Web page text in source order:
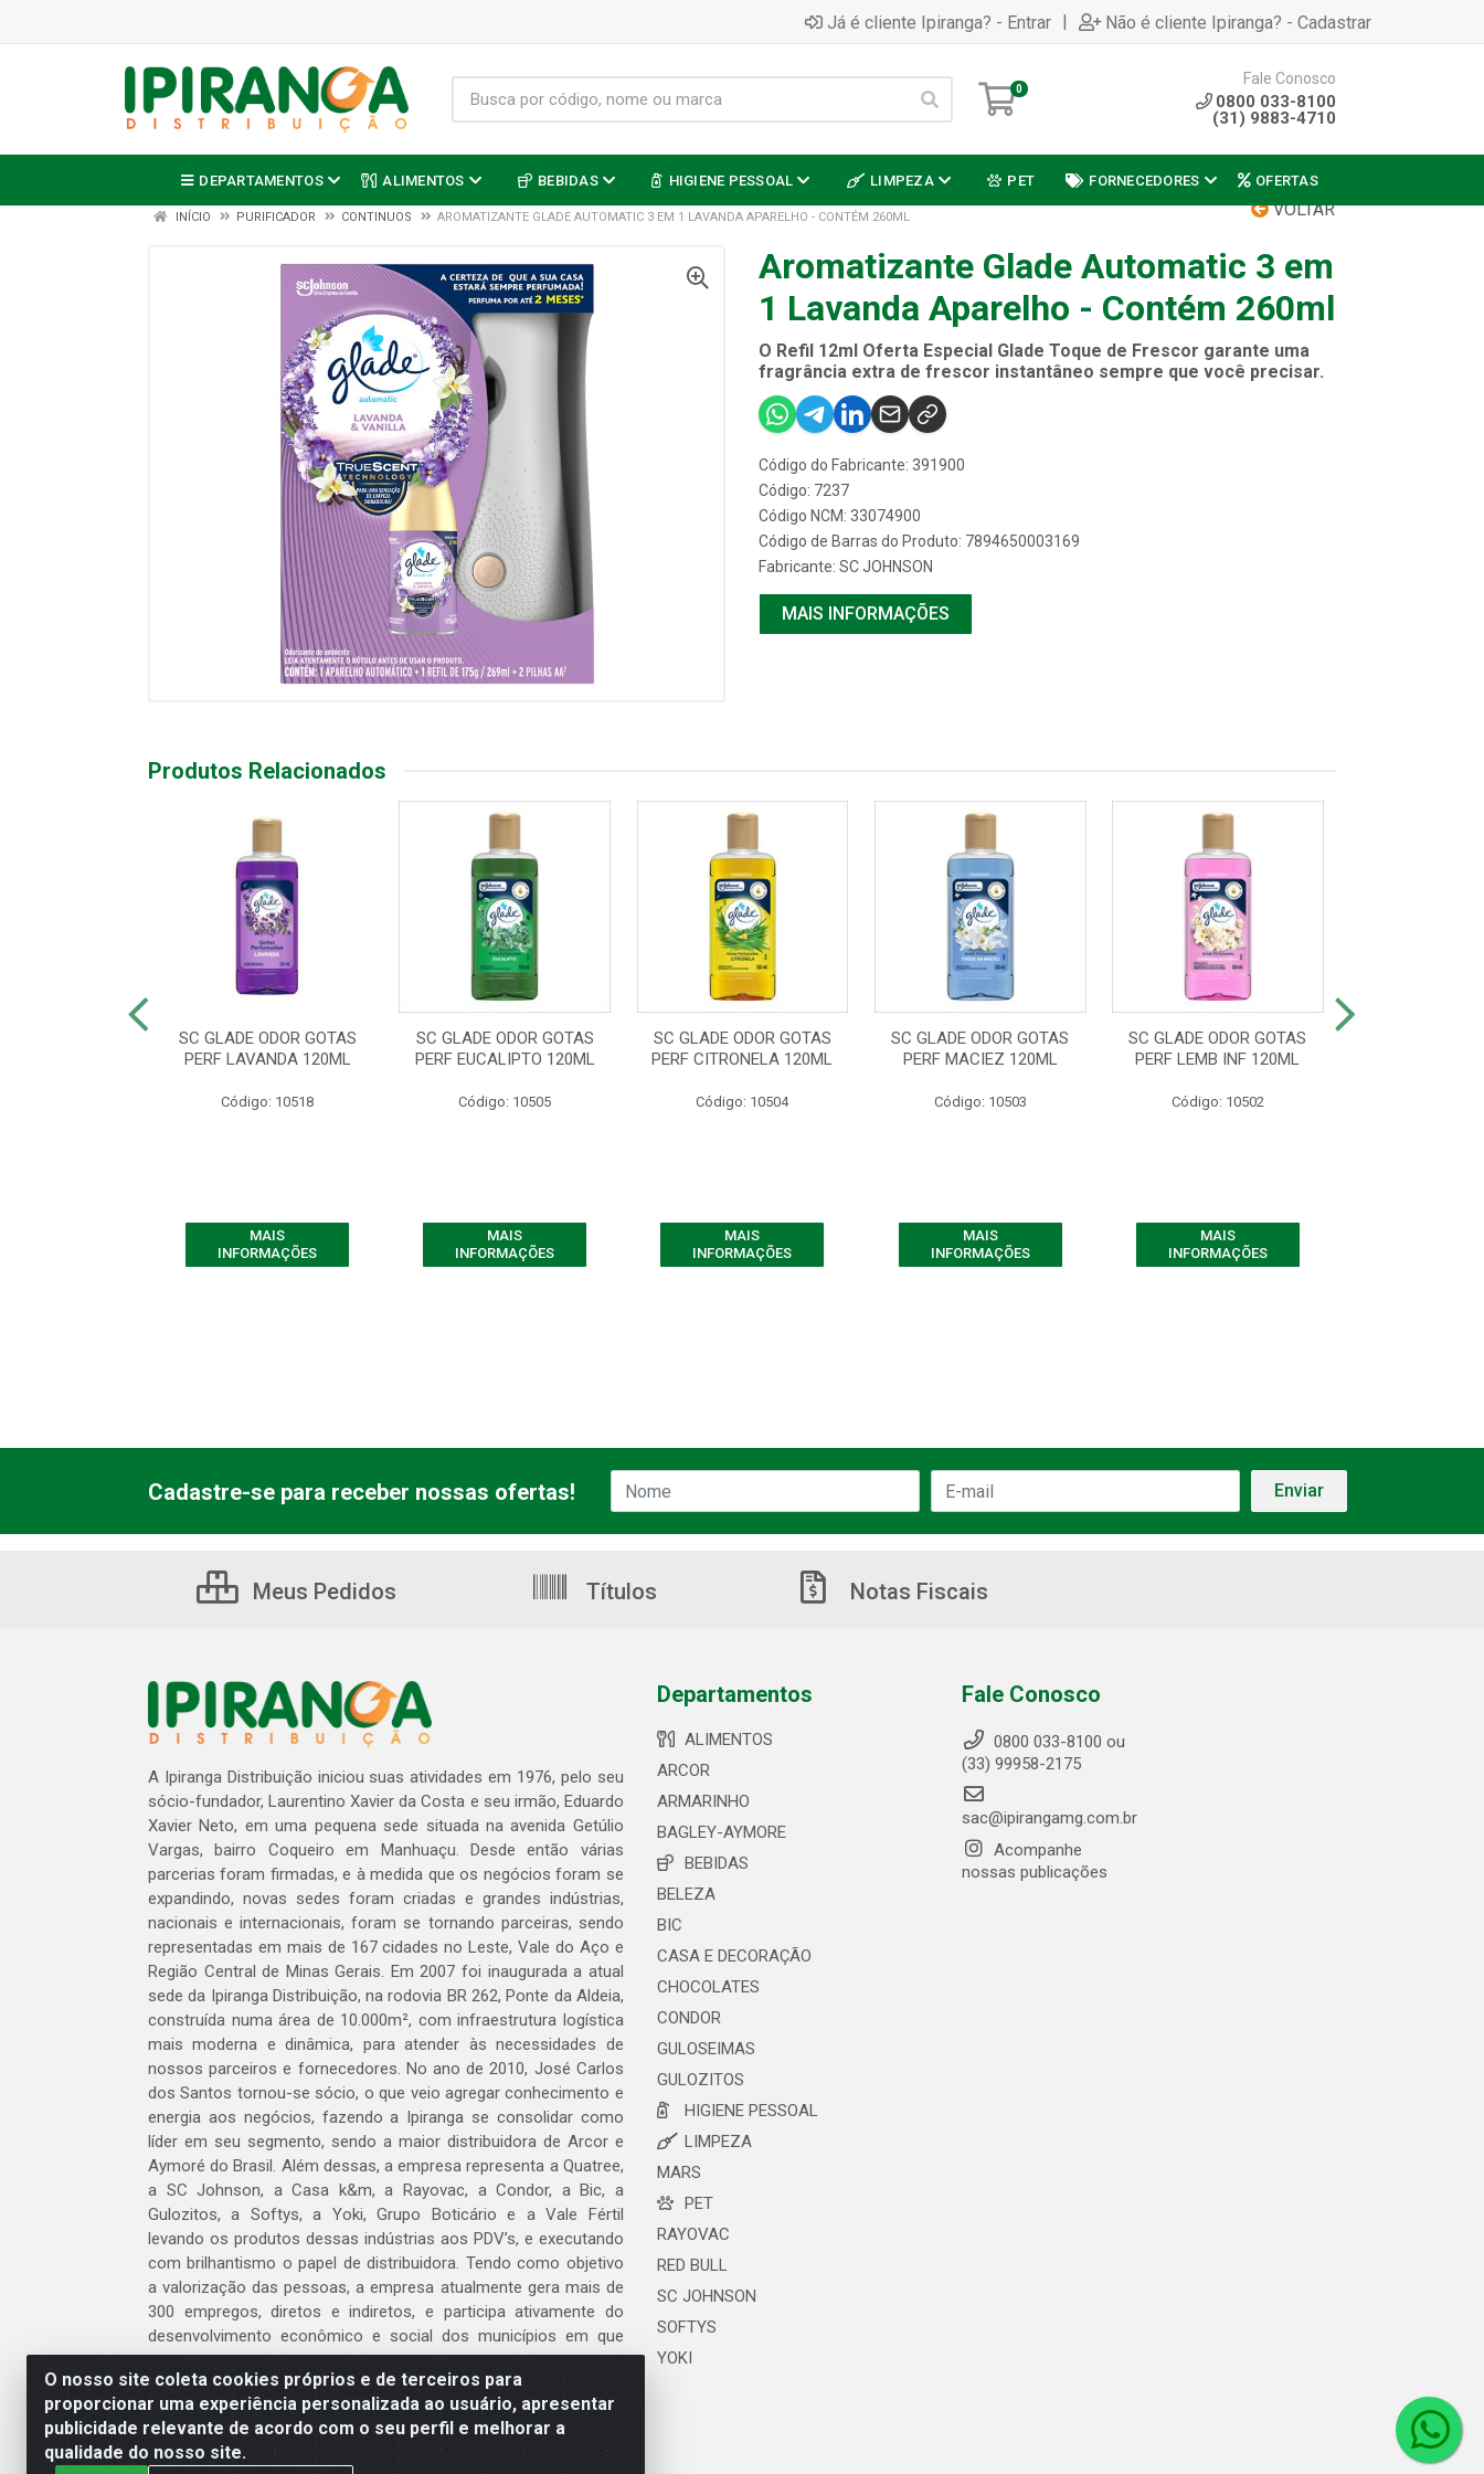
Já é cliente Ipiranga? - Entrar | Não é cliente Ipiranga? - Cadastrar
0
Fale Conosco
0800 033-8100
(31) 9883-4710
DEPARTAMENTOS ALIMENTOS BEBIDAS HIGIENE PESSOAL LIMPEZA PET FORNECEDORES OFERTAS
VOLTAR
INÍCIO PURIFICADOR CONTINUOS AROMATIZANTE GLADE AUTOMATIC 3 EM 1 LAVANDA APARELHO - CONTÉM 260ML
Aromatizante Glade Automatic 3 em
1 Lavanda Aparelho - Contém 260ml
O Refil 12ml Oferta Especial Glade Toque de Frescor garante uma
fragrância extra de frescor instantâneo sempre que você precisar.
Código do Fabricante: 391900
Código: 7237
Código NCM: 33074900
Código de Barras do Produto: 7894650003169
Fabricante: SC JOHNSON
MAIS INFORMAÇÕES
Produtos Relacionados
SC GLADE ODOR GOTAS
PERF LAVANDA 120ML
Código: 10518
MAIS
INFORMAÇÕES
SC GLADE ODOR GOTAS
PERF EUCALIPTO 120ML
Código: 10505
MAIS
INFORMAÇÕES
SC GLADE ODOR GOTAS
PERF CITRONELA 120ML
Código: 10504
MAIS
INFORMAÇÕES
SC GLADE ODOR GOTAS
PERF MACIEZ 120ML
Código: 10503
MAIS
INFORMAÇÕES
SC GLADE ODOR GOTAS
PERF LEMB INF 120ML
Código: 10502
MAIS
INFORMAÇÕES
O nosso site coleta cookies próprios e de terceiros para
proporcionar uma experiência personalizada ao usuário, apresentar
publicidade relevante de acordo com o seu perfil e melhorar a
qualidade do nosso site.
Cadastre-se para receber nossas ofertas!
Meus Pedidos Títulos Notas Fiscais
A Ipiranga Distribuição iniciou suas atividades em 1976, pelo seu
sócio-fundador, Laurentino Xavier da Costa e seu irmão, Eduardo
Xavier Neto, em uma pequena sede situada na avenida Getúlio
Vargas, bairro Coqueiro em Manhuaçu. Desde então várias
parcerias foram firmadas, e à medida que os negócios foram se
expandindo, novas sedes foram criadas e grandes indústrias,
nacionais e internacionais, foram se tornando parceiras, sendo
representadas em mais de 167 cidades no Leste, Vale do Aço e
Região Central de Minas Gerais. Em 2007 foi inaugurada a atual
sede da Ipiranga Distribuição, na rodovia BR 262, Ponte da Aldeia,
construída numa área de 10.000m², com infraestrutura logística
mais moderna e dinâmica, para atender às necessidades de
nossos parceiros e fornecedores. No ano de 2010, José Carlos
dos Santos tornou-se sócio, o que veio agregar conhecimento e
energia aos negócios, fazendo a Ipiranga se consolidar como
líder em seu segmento, sendo a maior distribuidora de Arcor e
Aymoré do Brasil. Além dessas, a empresa representa a Quatree,
a SC Johnson, a Casa k&m, a Rayovac, a Condor, a Bic, a
Gulozitos, a Softys, a Yoki, Grupo Boticário e a Vale Fértil
levando os produtos dessas indústrias aos PDV’s, e executando
com brilhantismo o papel de distribuidora. Tendo como objetivo
a valorização das pessoas, a empresa atualmente gera mais de
300 empregos, diretos e indiretos, e participa ativamente do
desenvolvimento econômico e social dos municípios em que
atua.
Venha fazer parte do nosso time!
Clique aqui
Departamentos
ALIMENTOS
ARCOR
ARMARINHO
BAGLEY-AYMORE
BEBIDAS
BELEZA
BIC
CASA E DECORAÇÃO
CHOCOLATES
CONDOR
GULOSEIMAS
GULOZITOS
HIGIENE PESSOAL
LIMPEZA
MARS
PET
RAYOVAC
RED BULL
SC JOHNSON
SOFTYS
YOKI
Fale Conosco
0800 033-8100 ou
(33) 99958-2175
sac@ipirangamg.com.br
Acompanhe
nossas publicações